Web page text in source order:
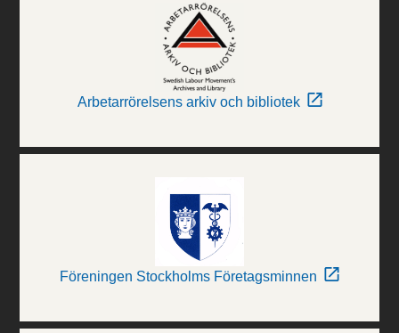
Arbetarrörelsens arkiv och bibliotek
Föreningen Stockholms Företagsminnen